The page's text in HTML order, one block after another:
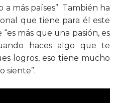
más países”. También ha
que tiene para él este
más que una pasión, es
haces algo que te
logros, eso tiene mucho
siente”.